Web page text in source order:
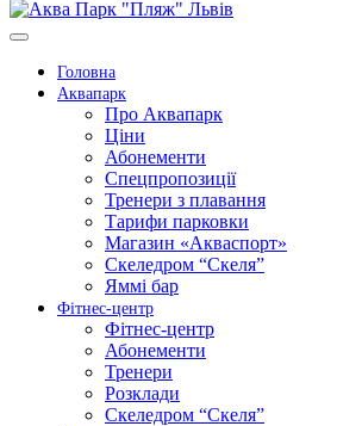
Головна
Аквапарк
Про Аквапарк
Ціни
Абонементи
Спецпропозиції
Тренери з плавання
Тарифи парковки
Магазин «Акваспорт»
Скеледром “Скеля”
Яммі бар
Фітнес-центр
Фітнес-центр
Абонементи
Тренери
Розклади
Скеледром “Скеля”